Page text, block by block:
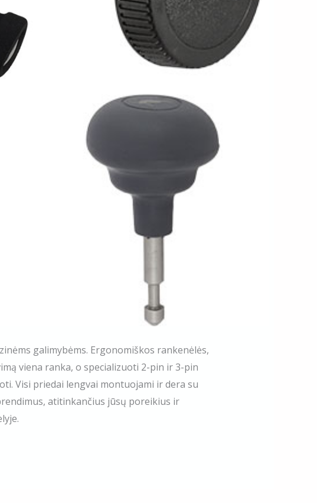
galimybėms. Ergonomiškos rankenėlės,
viena ranka, o specializuoti 2-pin ir 3-pin
Visi priedai lengvai montuojami ir dera su
atitinkančius jūsų poreikius ir